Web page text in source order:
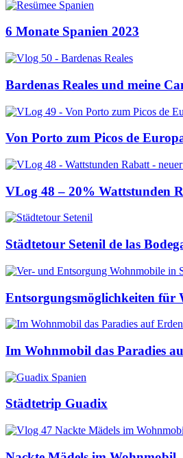
6 Monate Spanien 2023
Bardenas Reales und meine
Von Porto zum Picos de
VLog 48 – 20% Wattstunden
Städtetour Setenil de las
Entsorgungsmöglichkeiten für
Im Wohnmobil das Paradies
Städtetrip Guadix